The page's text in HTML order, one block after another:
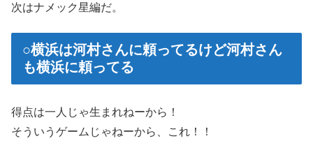
次はナメック星編だ。
○横浜は河村さんに頼ってるけど河村さん
も横浜に頼ってる
得点は一人じゃ生まれねーから！
そういうゲームじゃねーから、これ！！